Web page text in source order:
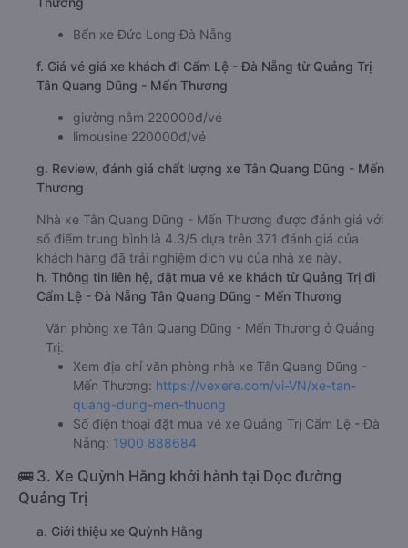
Bến xe Đức Long Đà Nẵng
f. Giá vé giá xe khách đi Cẩm Lệ - Đà Nẵng từ Quảng Trị
Tân Quang Dũng - Mến Thương
giường nằm 220000đ/vé
limousine 220000đ/vé
g. Review, đánh giá chất lượng xe Tân Quang Dũng - Mến
Thương
Nhà xe Tân Quang Dũng - Mến Thương được đánh giá với
số điểm trung bình là 4.3/5 dựa trên 371 đánh giá của
khách hàng đã trải nghiệm dịch vụ của nhà xe này.
h. Thông tin liên hệ, đặt mua vé xe khách từ Quảng Trị đi
Cẩm Lệ - Đà Nẵng Tân Quang Dũng - Mến Thương
Văn phòng xe Tân Quang Dũng - Mến Thương ở Quảng
Trị:
Xem địa chỉ văn phòng nhà xe Tân Quang Dũng -
Mến Thương: https://vexere.com/vi-VN/xe-tan-
quang-dung-men-thuong
Số điện thoại đặt mua vé xe Quảng Trị Cẩm Lệ - Đà
Nẵng: 1900 888684
🚌 3. Xe Quỳnh Hằng khởi hành tại Dọc đường
Quảng Trị
a. Giới thiệu xe Quỳnh Hằng